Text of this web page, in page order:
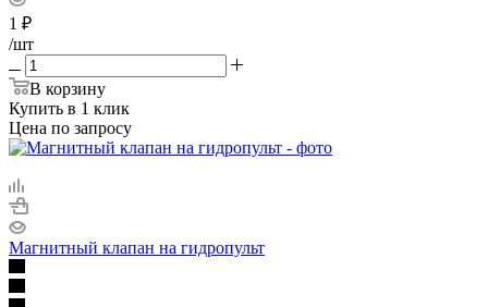
1 ₽
/шт
В корзину
Купить в 1 клик
Цена по запросу
Магнитный клапан на гидропульт